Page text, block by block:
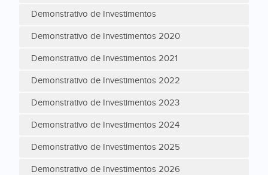
Demonstrativo de Investimentos
Demonstrativo de Investimentos 2020
Demonstrativo de Investimentos 2021
Demonstrativo de Investimentos 2022
Demonstrativo de Investimentos 2023
Demonstrativo de Investimentos 2024
Demonstrativo de Investimentos 2025
Demonstrativo de Investimentos 2026